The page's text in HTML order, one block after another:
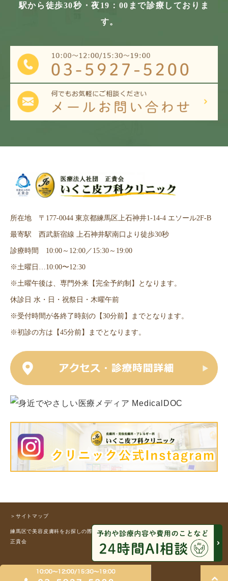
駅から徒歩30秒・夜19：00まで診療しておりま
す。
所在地 〒177-0044 東京都練馬区上石神井1-14-4 エソール2F-B
最寄駅 西武新宿線 上石神井駅南口より徒歩30秒
診療時間 10:00～12:00／15:30～19:00
※土曜日…10:00〜12:30
※土曜午後は、専門外来【完全予約制】となります。
休診日 水・日・祝祭日・木曜午前
※受付時間が各終了時刻の【30分前】までとなります。
※初診の方は【45分前】までとなります。
＞サイトマップ
練馬区で美容皮膚科をお探しの際はお気軽にお問合せください。 © 医療法人社団
正貴会